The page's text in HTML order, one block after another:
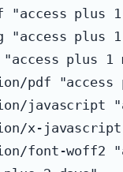
"access plus
"access plus
plus 1
pdf "access
javascript
x-
font-woff2